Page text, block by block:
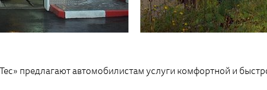
предлагают автомобилистам услуги комфортной и